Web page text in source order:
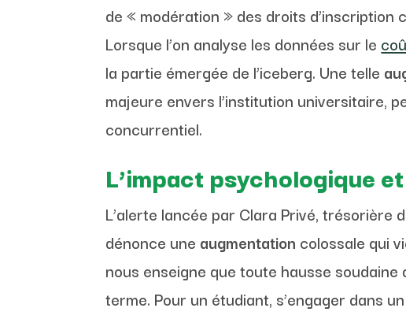
de « modération » des droits
Lorsque l’on analyse les données sur le
la partie émergée de l’iceberg. Une telle
majeure envers l’institution universitaire,
concurrentiel.
L’impact psychologique
L’alerte lancée par Clara Privé, trésorière
dénonce une augmentation colossale qui
nous enseigne que toute hausse
terme. Pour un étudiant, s’engager dans